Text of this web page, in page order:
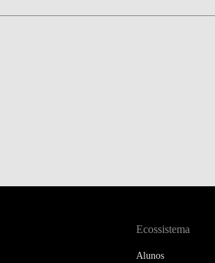
Ecossistema
Alunos